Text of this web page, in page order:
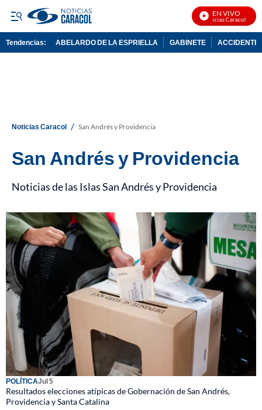
EN VIVO
Noticias Caracol En Vivo
Tendencias: ABELARDO DE LA ESPRIELLA GABINETE ACCIDENTE
Noticias Caracol / San Andrés y Providencia
San Andrés y Providencia
Noticias de las Islas San Andrés y Providencia
POLÍTICAJul 5
Resultados elecciones atípicas de Gobernación de San Andrés,
Providencia y Santa Catalina